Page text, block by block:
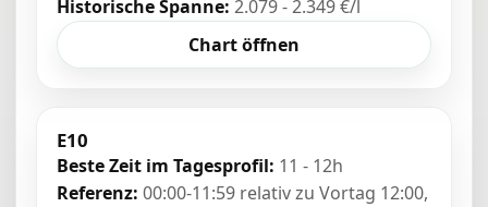
Historische Spanne: 2.079 - 2.349 €/l
Chart öffnen
E10
Beste Zeit im Tagesprofil: 11 - 12h
Referenz: 00:00-11:59 relativ zu Vortag 12:00,